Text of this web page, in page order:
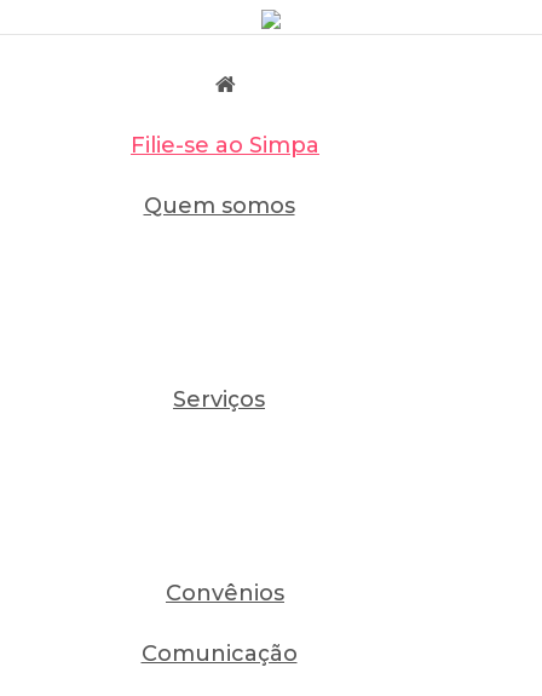
Filie-se ao Simpa
Quem somos
Serviços
Convênios
Comunicação